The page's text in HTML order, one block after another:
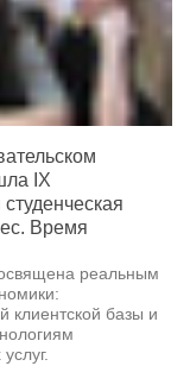
IX
Время
реальным
клиентской базы и